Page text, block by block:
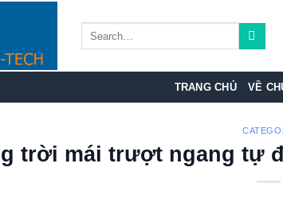
TRANG CHỦ VỀ
trời mái trượt ngang tự